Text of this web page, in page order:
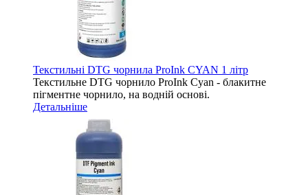
Текстильні DTG чорнила ProInk CYAN 1 літр
Текстильне DTG чорнило ProInk Cyan - блакитне
пігментне чорнило, на водній основі.
Детальніше